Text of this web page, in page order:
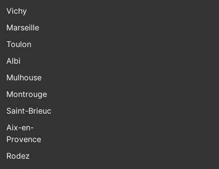
Vichy
Marseille
Toulon
Albi
Mulhouse
Montrouge
Saint-Brieuc
Aix-en-
Provence
Rodez